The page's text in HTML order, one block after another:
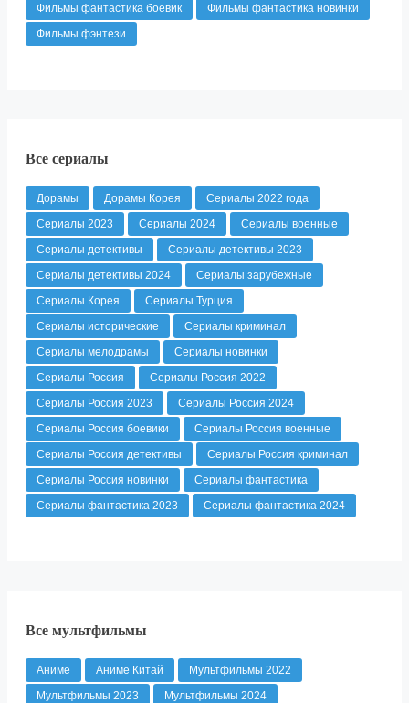
Фильмы фантастика боевик
Фильмы фантастика новинки
Фильмы фэнтези
Все сериалы
Дорамы Дорамы Корея
Сериалы 2022 года
Сериалы 2023
Сериалы 2024
Сериалы военные
Сериалы детективы
Сериалы детективы 2023
Сериалы детективы 2024
Сериалы зарубежные
Сериалы Корея
Сериалы Турция
Сериалы исторические
Сериалы криминал
Сериалы мелодрамы
Сериалы новинки
Сериалы Россия
Сериалы Россия 2022
Сериалы Россия 2023
Сериалы Россия 2024
Сериалы Россия боевики
Сериалы Россия военные
Сериалы Россия детективы
Сериалы Россия криминал
Сериалы Россия новинки
Сериалы фантастика
Сериалы фантастика 2023
Сериалы фантастика 2024
Все мультфильмы
Аниме Аниме Китай
Мультфильмы 2022
Мультфильмы 2023
Мультфильмы 2024